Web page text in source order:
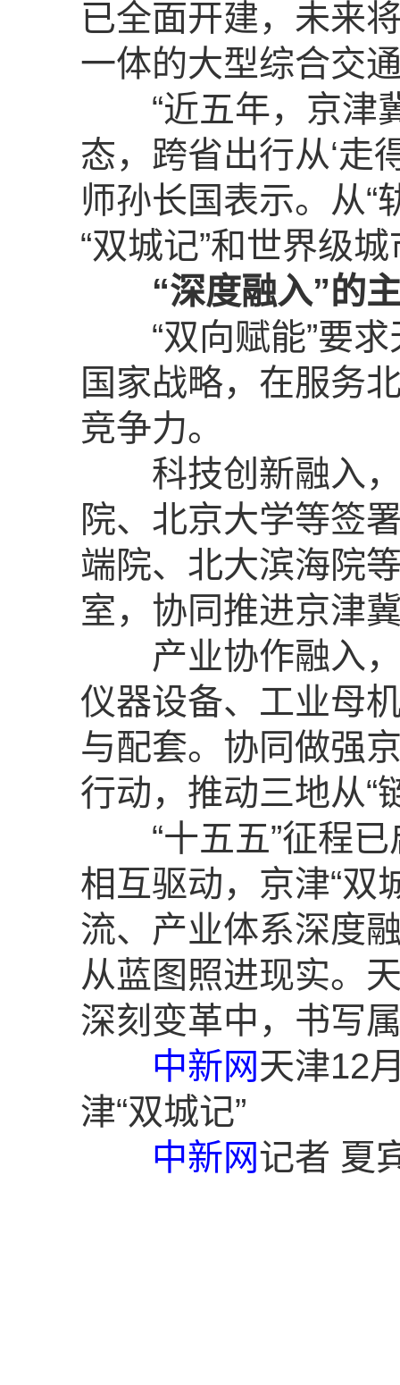
已全面开建，未来
一体的大型综合交
“近五年，京津冀
态，跨省出行从‘走
师孙长国表示。从“
“双城记”和世界级
“深度融入”的
“双向赋能”要求
国家战略，在服务
竞争力。
科技创新融入，
院、北京大学等签
端院、北大滨海院
室，协同推进京津
产业协作融入，
仪器设备、工业母
与配套。协同做强
行动，推动三地从“
“十五五”征程已
相互驱动，京津“双
流、产业体系深度
从蓝图照进现实。
深刻变革中，书写
中新网天津12
津“双城记”
中新网记者 夏